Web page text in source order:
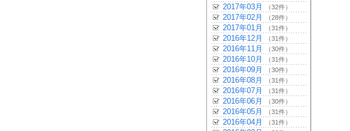
2017年03月 （32件）
2017年02月 （28件）
2017年01月 （31件）
2016年12月 （31件）
2016年11月 （30件）
2016年10月 （31件）
2016年09月 （30件）
2016年08月 （31件）
2016年07月 （31件）
2016年06月 （30件）
2016年05月 （31件）
2016年04月 （31件）